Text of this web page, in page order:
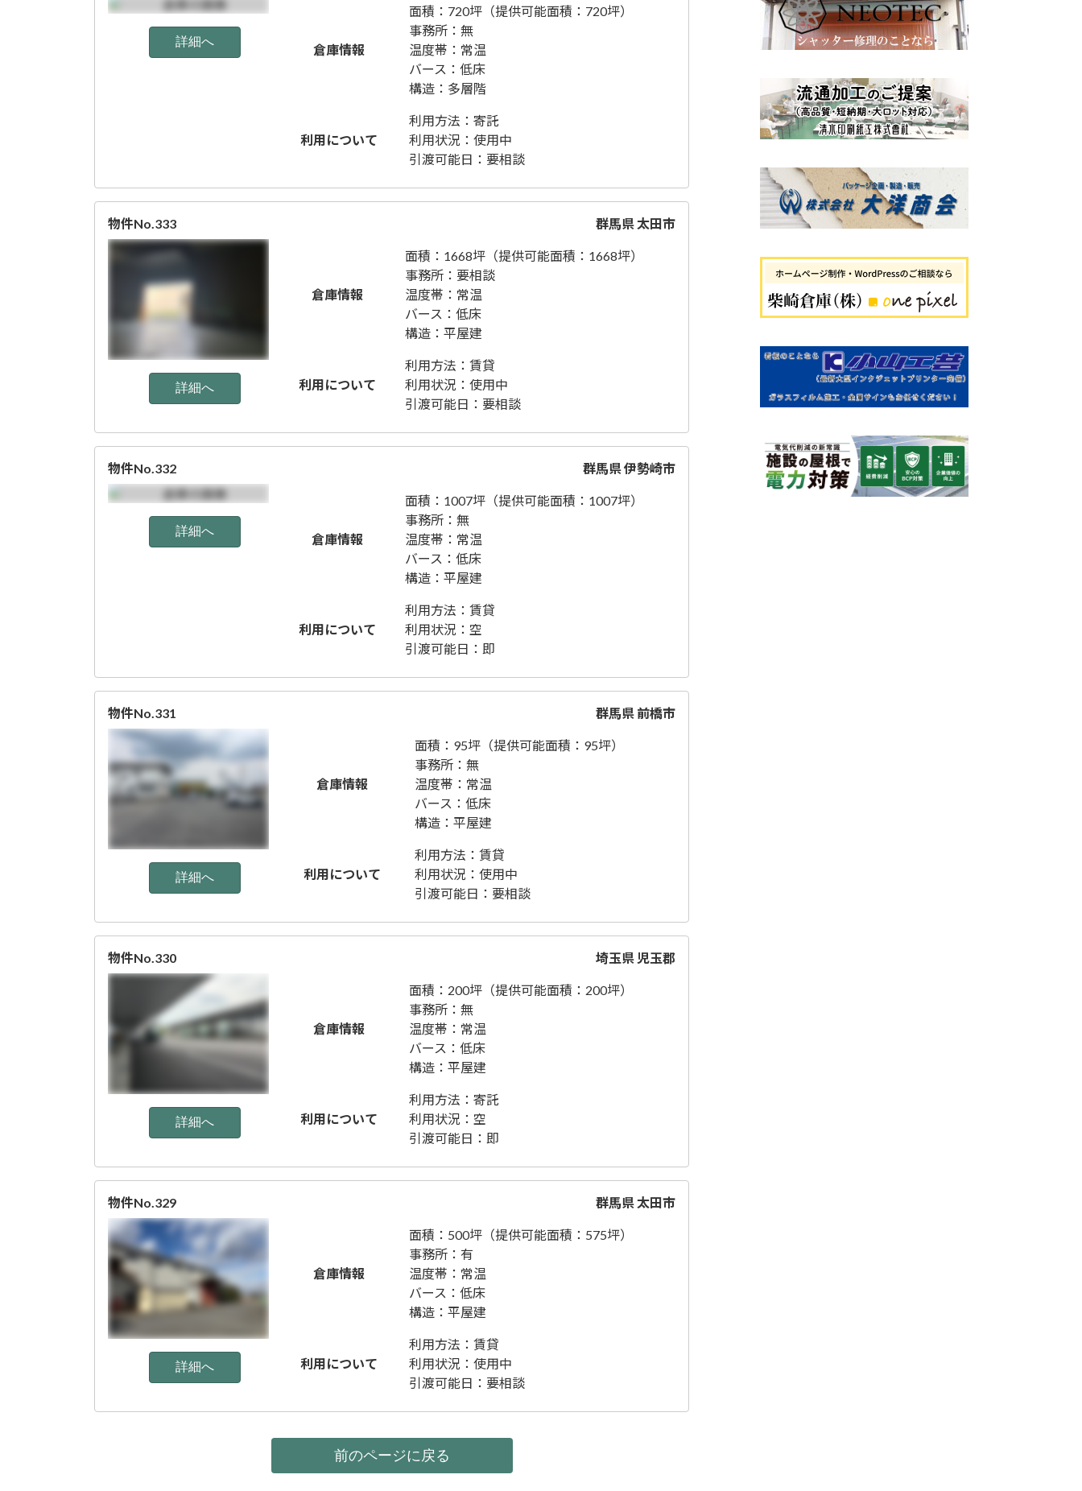
倉庫情報
面積：720坪（提供可能面積：720坪）
事務所：無
温度帯：常温
バース：低床
構造：多層階
利用について
利用方法：寄託
利用状況：使用中
引渡可能日：要相談
物件No.333 群馬県 太田市
倉庫情報
面積：1668坪（提供可能面積：1668坪）
事務所：要相談
温度帯：常温
バース：低床
構造：平屋建
利用について
利用方法：賃貸
利用状況：使用中
引渡可能日：要相談
物件No.332 群馬県 伊勢崎市
倉庫情報
面積：1007坪（提供可能面積：1007坪）
事務所：無
温度帯：常温
バース：低床
構造：平屋建
利用について
利用方法：賃貸
利用状況：空
引渡可能日：即
物件No.331 群馬県 前橋市
倉庫情報
面積：95坪（提供可能面積：95坪）
事務所：無
温度帯：常温
バース：低床
構造：平屋建
利用について
利用方法：賃貸
利用状況：使用中
引渡可能日：要相談
物件No.330 埼玉県 児玉郡
倉庫情報
面積：200坪（提供可能面積：200坪）
事務所：無
温度帯：常温
バース：低床
構造：平屋建
利用について
利用方法：寄託
利用状況：空
引渡可能日：即
物件No.329 群馬県 太田市
倉庫情報
面積：500坪（提供可能面積：575坪）
事務所：有
温度帯：常温
バース：低床
構造：平屋建
利用について
利用方法：賃貸
利用状況：使用中
引渡可能日：要相談